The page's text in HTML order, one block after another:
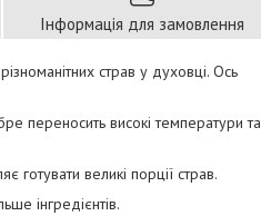
Інформація для замовлення
страв у духовці. Ось
переносить високі температури та
великі порції страв.
інгредієнтів.